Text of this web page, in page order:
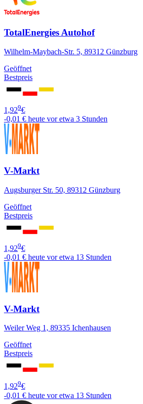
TotalEnergies Autohof
Wilhelm-Maybach-Str. 5, 89312 Günzburg
Geöffnet
Bestpreis
1,929€
-0,01 € heute vor etwa 3 Stunden
V-Markt
Augsburger Str. 50, 89312 Günzburg
Geöffnet
Bestpreis
1,929€
-0,01 € heute vor etwa 13 Stunden
V-Markt
Weiler Weg 1, 89335 Ichenhausen
Geöffnet
Bestpreis
1,929€
-0,01 € heute vor etwa 13 Stunden